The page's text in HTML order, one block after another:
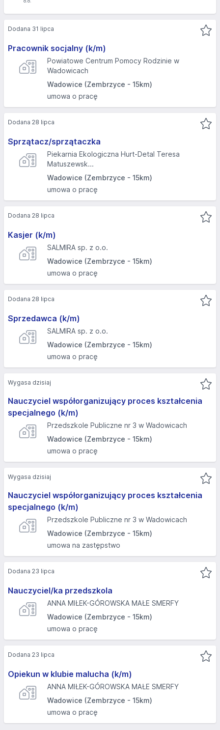
Pracownik socjalny (k/m)
Powiatowe Centrum Pomocy Rodzinie w
Wadowicach
Wadowice (Zembrzyce - 15km)
umowa o pracę
Dodana 31 lipca
Sprzątacz/sprzątaczka
Piekarnia Ekologiczna Hurt-Detal Teresa
Matuszewsk...
Wadowice (Zembrzyce - 15km)
umowa o pracę
Dodana 28 lipca
Kasjer (k/m)
SALMIRA sp. z o.o.
Wadowice (Zembrzyce - 15km)
umowa o pracę
Dodana 28 lipca
Sprzedawca (k/m)
SALMIRA sp. z o.o.
Wadowice (Zembrzyce - 15km)
umowa o pracę
Dodana 28 lipca
Nauczyciel współorganizujący proces kształcenia
specjalnego (k/m)
Przedszkole Publiczne nr 3 w Wadowicach
Wadowice (Zembrzyce - 15km)
umowa o pracę
Wygasa dzisiaj
Nauczyciel współorganizujący proces kształcenia
specjalnego (k/m)
Przedszkole Publiczne nr 3 w Wadowicach
Wadowice (Zembrzyce - 15km)
umowa na zastępstwo
Wygasa dzisiaj
Nauczyciel/ka przedszkola
ANNA MIŁEK-GÓROWSKA MAŁE SMERFY
Wadowice (Zembrzyce - 15km)
umowa o pracę
Dodana 23 lipca
Opiekun w klubie malucha (k/m)
ANNA MIŁEK-GÓROWSKA MAŁE SMERFY
Wadowice (Zembrzyce - 15km)
umowa o pracę
Dodana 23 lipca